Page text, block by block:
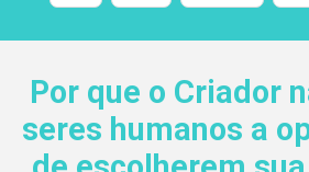
Por que o Criador
seres humanos a